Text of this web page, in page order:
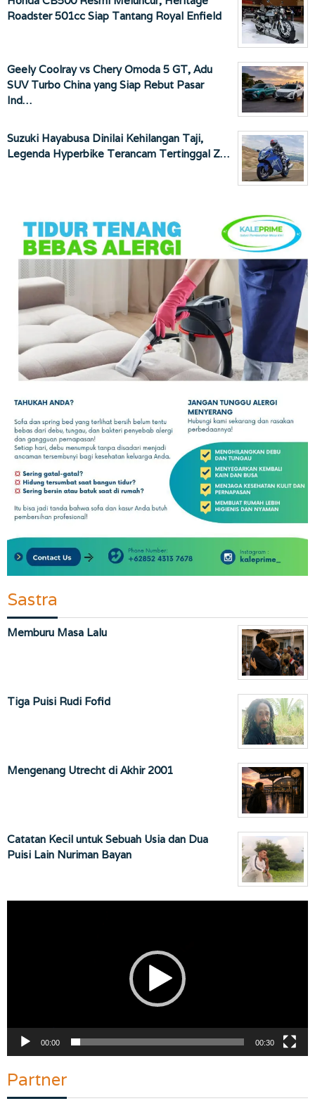
Roadster 501cc Siap Tantang Royal Enfield
Geely Coolray vs Chery Omoda 5 GT, Adu
SUV Turbo China yang Siap Rebut Pasar
Ind…
Suzuki Hayabusa Dinilai Kehilangan Taji,
Legenda Hyperbike Terancam Tertinggal Z…
Sastra
Memburu Masa Lalu
Tiga Puisi Rudi Fofid
Mengenang Utrecht di Akhir 2001
Catatan Kecil untuk Sebuah Usia dan Dua
Puisi Lain Nuriman Bayan
00:00 00:30
Partner